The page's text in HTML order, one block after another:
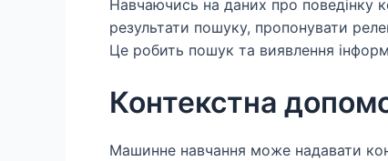
Навчаючись на даних про поведінку
результати пошуку, пропонувати
Це робить пошук та виявлення
Контекстна
Машинне навчання може надавати